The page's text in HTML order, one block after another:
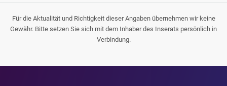
Für die Aktualität und Richtigkeit dieser Angaben übernehmen wir keine
Gewähr. Bitte setzen Sie sich mit dem Inhaber des Inserats persönlich in
Verbindung.